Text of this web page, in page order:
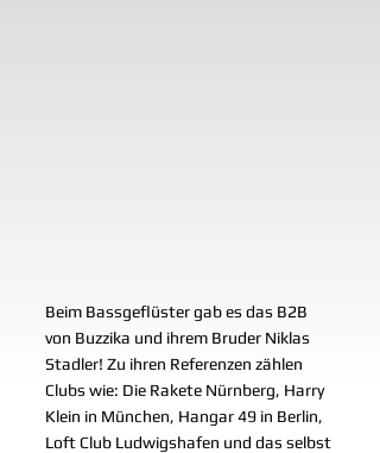
Beim Bassgeflüster gab es das B2B
von Buzzika und ihrem Bruder Niklas
Stadler! Zu ihren Referenzen zählen
Clubs wie: Die Rakete Nürnberg, Harry
Klein in München, Hangar 49 in Berlin,
Loft Club Ludwigshafen und das selbst